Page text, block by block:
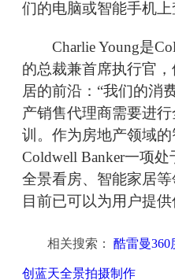
们的电脑或智能手机上
Charlie Young是
的总裁兼首席执行官
居的前沿：“我们的消
产销售代理商需要进
训。作为房地产领域的
Coldwell Banker一项
全景看房、智能家居等
目前已可以为用户提
相关搜索： 酷雷曼360
创蓝天全景拍摄制作